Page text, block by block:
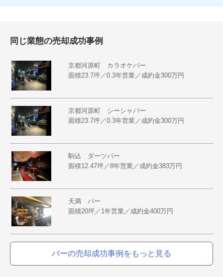
同じ業態の売却成功事例
京都河原町 カラオケバー
面積23.7坪／0.3年営業／成約金300万円
京都河原町 シーシャバー
面積23.7坪／0.3年営業／成約金300万円
駒込 ダーツバー
面積12.47坪／8年営業／成約金383万円
天満 バー
面積20坪／1年営業／成約金400万円
バーの売却成功事例をもっと見る